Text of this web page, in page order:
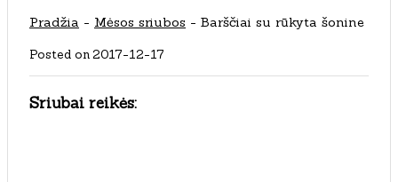
Pradžia - Mėsos sriubos - Barščiai su rūkyta šonine
Posted on2017-12-17
Sriubai reikės: